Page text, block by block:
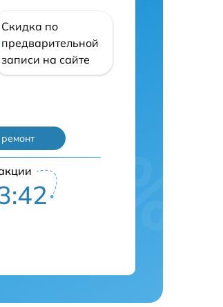
Скидка по
предварительной
записи на сайте